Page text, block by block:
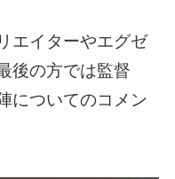
エイターやエグゼ
後の方では監督
についてのコメン